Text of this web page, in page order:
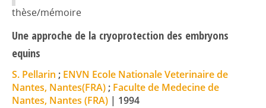
thèse/mémoire
Une approche de la cryoprotection des embryons
equins
S. Pellarin ; ENVN Ecole Nationale Veterinaire de
Nantes, Nantes(FRA) ; Faculte de Medecine de
Nantes, Nantes (FRA) | 1994